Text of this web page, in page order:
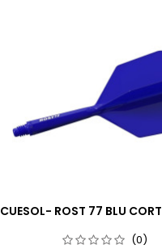
CUESOL- ROST 77 BLU
(0)